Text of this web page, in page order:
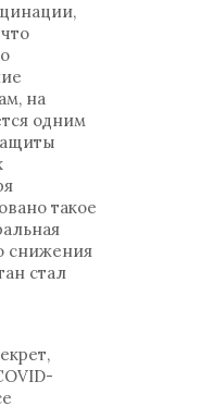
на
одним
такое
снижения
стал